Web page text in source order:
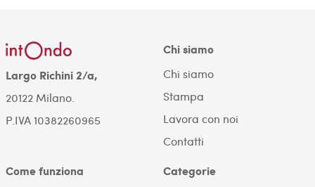
Largo Richini 2/a,
20122 Milano.
P.IVA 10382260965
Chi siamo
Chi siamo
Stampa
Lavora con noi
Contatti
Come funziona Categorie